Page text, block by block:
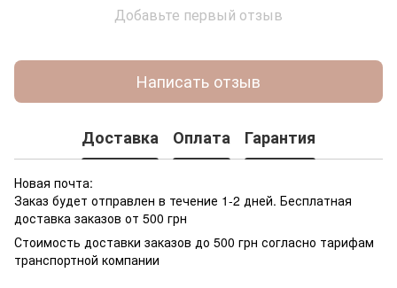
Добавьте первый отзыв
Написать отзыв
Доставка Оплата Гарантия
Новая почта:
Заказ будет отправлен в течение 1-2 дней. Бесплатная
доставка заказов от 500 грн
Стоимость доставки заказов до 500 грн согласно тарифам
транспортной компании